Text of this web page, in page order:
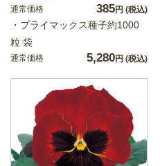
通常価格 385円 (税込)
・プライマックス種子約1000
粒 袋
通常価格 5,280円 (税込)